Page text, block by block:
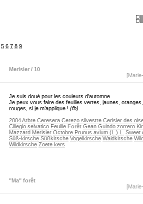
5 6 7 8 9
Merisier / 10
Je suis doué pour les couleurs d’automne.
Je peux vous faire des feuilles vertes, jaunes,
rouges, si je m’applique ! (fb)
2004Arbre Ceresera Cerezo silvestre Cerisier des
Ciliegio selvatico Feuille Forêt Gean Guindo zorrero
Mazzard Merisier Octobre Prunus avium (L.) L.
Sweet
Süß-kirsche Süßkirsche Vogelkirsche Waldkirsche
Wildkirsche Zoete kers
"Ma" forêt